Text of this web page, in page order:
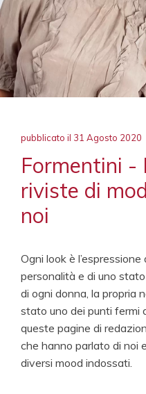
pubblicato il 31 Agosto 2020
Formentini -
riviste di
noi
Ogni look è
personalità e di uno
di ogni donna, la propria
stato uno dei punti fermi
queste pagine di
che hanno parlato di noi
diversi mood indossati.